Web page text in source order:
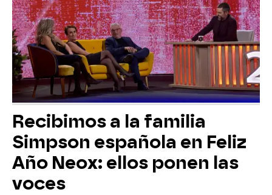
Recibimos a la familia
Simpson española en Feliz
Año Neox: ellos ponen las
voces